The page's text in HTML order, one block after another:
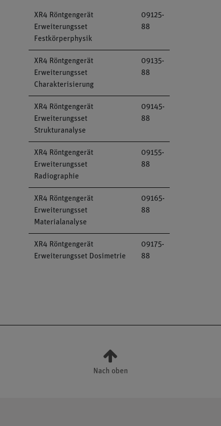
XR4 Röntgengerät
Erweiterungsset
Festkörperphysik
09125-
88
XR4 Röntgengerät
Erweiterungsset
Charakterisierung
09135-
88
XR4 Röntgengerät
Erweiterungsset
Strukturanalyse
09145-
88
XR4 Röntgengerät
Erweiterungsset
Radiographie
09155-
88
XR4 Röntgengerät
Erweiterungsset
Materialanalyse
09165-
88
XR4 Röntgengerät
Erweiterungsset Dosimetrie
09175-
88
Nach oben